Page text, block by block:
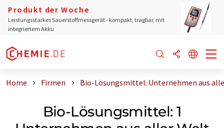
Produkt der Woche
Leistungsstarkes Sauerstoffmessgerät - kompakt, tragbar, mit
integriertem Akku
Home Firmen Bio-Lösungsmittel: Unternehmen aus
Bio-Lösungsmittel: 1